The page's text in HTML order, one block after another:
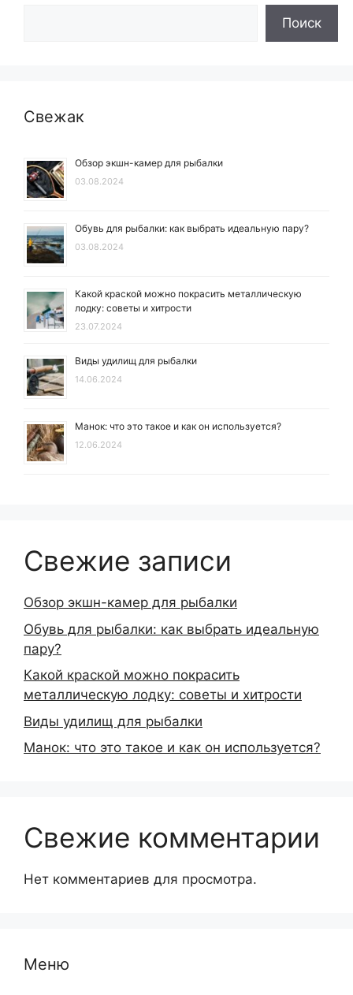
Поиск
Свежак
Обзор экшн-камер для рыбалки
03.08.2024
Обувь для рыбалки: как выбрать идеальную пару?
03.08.2024
Какой краской можно покрасить металлическую
лодку: советы и хитрости
23.07.2024
Виды удилищ для рыбалки
14.06.2024
Манок: что это такое и как он используется?
12.06.2024
Свежие записи
Обзор экшн-камер для рыбалки
Обувь для рыбалки: как выбрать идеальную
пару?
Какой краской можно покрасить
металлическую лодку: советы и хитрости
Виды удилищ для рыбалки
Манок: что это такое и как он используется?
Свежие комментарии
Нет комментариев для просмотра.
Меню